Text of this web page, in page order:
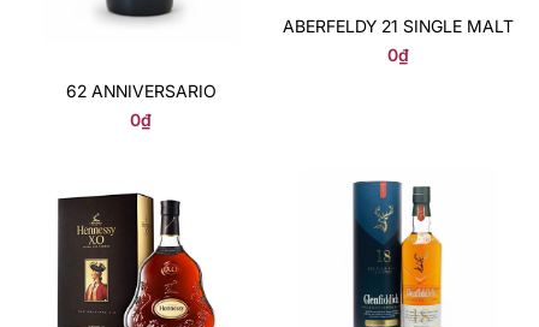
62 ANNIVERSARIO
0₫
ABERFELDY 21 SINGLE MALT
0₫